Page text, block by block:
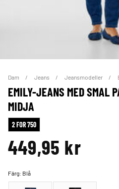
Dam Jeans Jeansmodeller
EMILY-JEANS MED SMAL
MIDJA
2 FOR 750
449,95 kr
Färg: Blå